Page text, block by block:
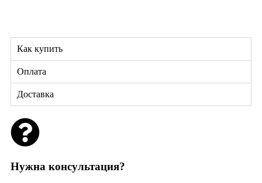
Как купить
Оплата
Доставка
Нужна консультация?